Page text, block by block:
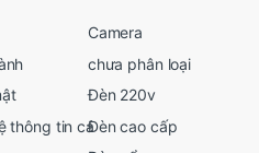
thông tin cá
Camera
chưa phân loại
Đèn 220v
Đèn cao cấp